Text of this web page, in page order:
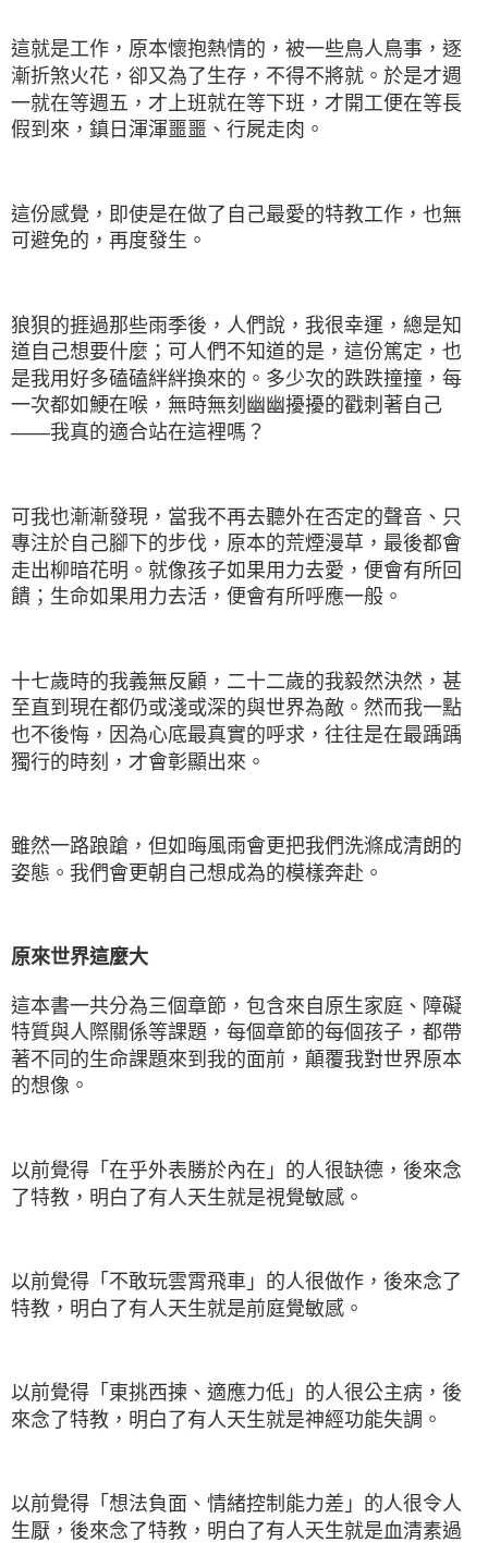
這就是工作，原本懷抱熱情的，被一些鳥人鳥事，逐
漸折煞火花，卻又為了生存，不得不將就。於是才週
一就在等週五，才上班就在等下班，才開工便在等長
假到來，鎮日渾渾噩噩、行屍走肉。
這份感覺，即使是在做了自己最愛的特教工作，也無
可避免的，再度發生。
狼狽的捱過那些雨季後，人們說，我很幸運，總是知
道自己想要什麼；可人們不知道的是，這份篤定，也
是我用好多磕磕絆絆換來的。多少次的跌跌撞撞，每
一次都如鯁在喉，無時無刻幽幽擾擾的戳刺著自己
——我真的適合站在這裡嗎？
可我也漸漸發現，當我不再去聽外在否定的聲音、只
專注於自己腳下的步伐，原本的荒煙漫草，最後都會
走出柳暗花明。就像孩子如果用力去愛，便會有所回
饋；生命如果用力去活，便會有所呼應一般。
十七歲時的我義無反顧，二十二歲的我毅然決然，甚
至直到現在都仍或淺或深的與世界為敵。然而我一點
也不後悔，因為心底最真實的呼求，往往是在最踽踽
獨行的時刻，才會彰顯出來。
雖然一路踉蹌，但如晦風雨會更把我們洗滌成清朗的
姿態。我們會更朝自己想成為的模樣奔赴。
原來世界這麼大
這本書一共分為三個章節，包含來自原生家庭、障礙
特質與人際關係等課題，每個章節的每個孩子，都帶
著不同的生命課題來到我的面前，顛覆我對世界原本
的想像。
以前覺得「在乎外表勝於內在」的人很缺德，後來念
了特教，明白了有人天生就是視覺敏感。
以前覺得「不敢玩雲霄飛車」的人很做作，後來念了
特教，明白了有人天生就是前庭覺敏感。
以前覺得「東挑西揀、適應力低」的人很公主病，後
來念了特教，明白了有人天生就是神經功能失調。
以前覺得「想法負面、情緒控制能力差」的人很令人
生厭，後來念了特教，明白了有人天生就是血清素過